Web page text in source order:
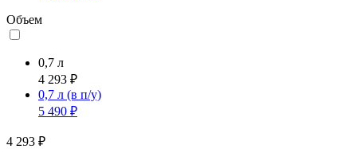
Объем
0,7 л
4 293 ₽
0,7 л (в п/у)
5 490 ₽
4 293 ₽